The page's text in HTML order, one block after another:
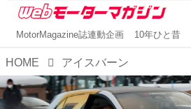
MotorMagazine誌連動企画 10年ひと昔
HOME アイスバーン